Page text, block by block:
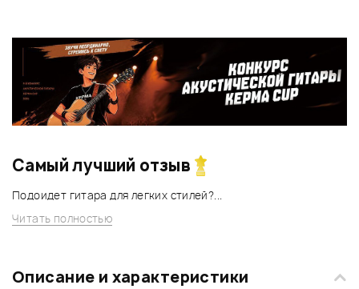
Самый лучший отзыв
Подоидет гитара для легких стилей?...
Читать полностью
Описание и характеристики